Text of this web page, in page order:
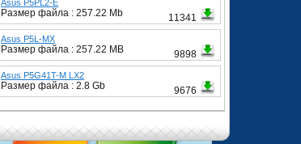
Asus P5PL2-E
Размер файла : 257.22 Mb 11341
Asus P5L-MX
Размер файла : 257.22 MB 9898
Asus P5G41T-M LX2
Размер файла : 2.8 Gb 9676